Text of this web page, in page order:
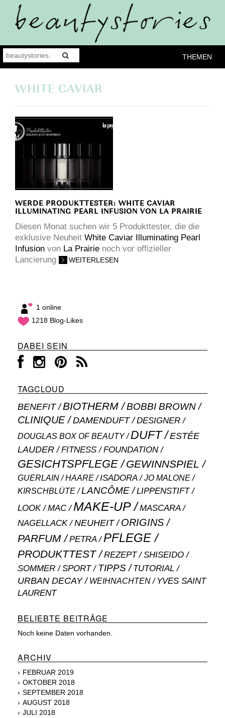
THEMEN
WHITE CAVIAR
WERDE PRODUKTTESTER: WHITE CAVIAR
ILLUMINATING PEARL INFUSION VON LA PRAIRIE
Diesen Monat suchen wir 5 Produkttester, die die
exklusive Neuheit White Caviar Illuminating Pearl
Infusion von La Prairie noch vor offizieller
Lancierung
WEITERLESEN
1 online
1218 Blog-Likes
DABEI SEIN
TAGCLOUD
BENEFIT BIOTHERM BOBBI BROWN
CLINIQUE DAMENDUFT DESIGNER
DOUGLAS BOX OF BEAUTY DUFT
ESTÉE
LAUDER
FITNESS FOUNDATION
GESICHTSPFLEGE GEWINNSPIEL
GUERLAIN HAARE ISADORA JO MALONE
KIRSCHBLÜTE LANCÔME LIPPENSTIFT
LOOK MAC MAKE-UP MASCARA
NAGELLACK NEUHEIT ORIGINS
PARFUM PETRA PFLEGE
PRODUKTTEST REZEPT SHISEIDO
SOMMER SPORT TIPPS TUTORIAL
URBAN DECAY WEIHNACHTEN
YVES SAINT
LAURENT
BELIEBTE BEITRÄGE
Noch keine Daten vorhanden.
ARCHIV
FEBRUAR 2019
OKTOBER 2018
SEPTEMBER 2018
AUGUST 2018
JULI 2018